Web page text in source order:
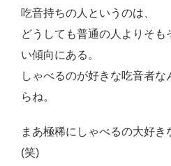
吃音持ちの人というのは、
どうしても普通の人よりそ
い傾向にある。
しゃべるのが好きな吃音者
らね。
まあ極稀にしゃべるの大好
(笑)